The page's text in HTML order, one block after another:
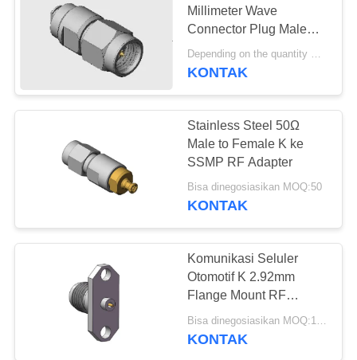
Millimeter Wave
Connector Plug Male
Untuk Kabel CNX3506,
MF108A Frekuensi
Frekuensi Lebih Tinggi
26GHz SMA Connector
Depending on the quantity MOQ:50
KONTAK
Stainless Steel 50Ω
Male to Female K ke
SSMP RF Adapter
Bisa dinegosiasikan MOQ:50
KONTAK
Komunikasi Seluler
Otomotif K 2.92mm
Flange Mount RF
Connector
KONTAK